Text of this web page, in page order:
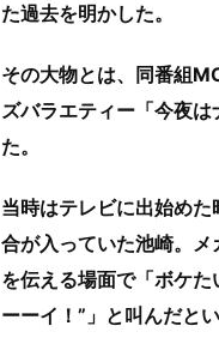
た過去を明かした。
その大物とは、同番組
ズバラエティー「今夜
た。
当時はテレビに出始め
合が入っていた池崎。メ
を伝える場面で「ボケ
ーーイ！”」と叫んだとい